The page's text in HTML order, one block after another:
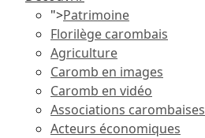
">Patrimoine
Florilège carombais
Agriculture
Caromb en images
Caromb en vidéo
Associations carombaises
Acteurs économiques